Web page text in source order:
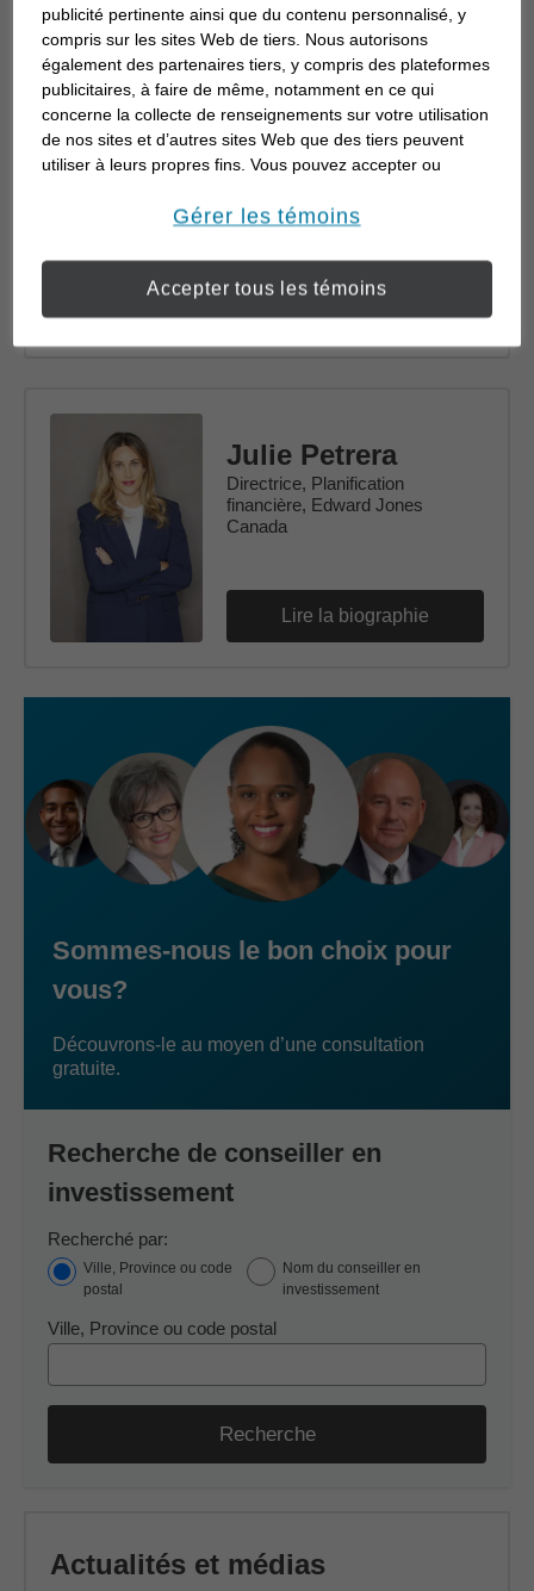
Mona Mahajan
Directrice, Stratégies de
Julie Petrera
Directrice, Planification
financière, Edward Jones
Canada
Lire la biographie
Sommes-nous le bon choix pour
vous?
Découvrons-le au moyen d’une consultation
gratuite.
Recherche de conseiller en
investissement
Recherché par:
Ville, Province ou code
postal
Nom du conseiller en
investissement
Ville, Province ou code postal
Recherche
Actualités et médias
publicité pertinente ainsi que du contenu personnalisé, y
compris sur les sites Web de tiers. Nous autorisons
également des partenaires tiers, y compris des plateformes
publicitaires, à faire de même, notamment en ce qui
concerne la collecte de renseignements sur votre utilisation
de nos sites et d’autres sites Web que des tiers peuvent
utiliser à leurs propres fins. Vous pouvez accepter ou
Pour en savoir plus sur la façon dont nous utilisons les
veuillez consulter notreDéclaration de confidentialité de
l’information transmise en ligne opens in a new window
.
Gérer les témoins
Accepter tous les témoins